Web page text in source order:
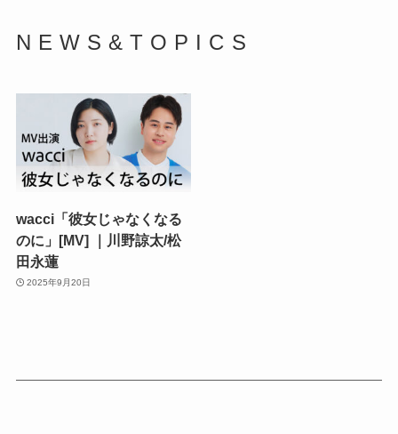
NEWS&TOPICS
wacci「彼女じゃなくなる
のに」[MV] ｜川野諒太/松
田永蓮
2025年9月20日